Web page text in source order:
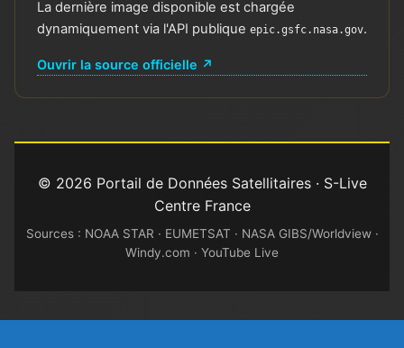
La dernière image disponible est chargée
dynamiquement via l'API publique epic.gsfc.nasa.gov.
Ouvrir la source officielle ↗
© 2026 Portail de Données Satellitaires · S-Live
Centre France
Sources : NOAA STAR · EUMETSAT · NASA GIBS/Worldview ·
Windy.com · YouTube Live